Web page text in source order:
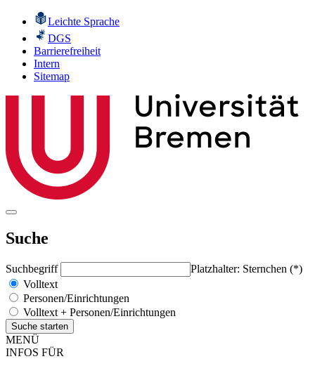
Leichte Sprache
DGS
Barrierefreiheit
Intern
Sitemap
Suche
Suchbegriff
Platzhalter: Sternchen (*)
Volltext
Personen/Einrichtungen
Volltext + Personen/Einrichtungen
MENÜ
INFOS FÜR